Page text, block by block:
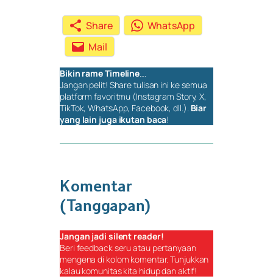
Share
WhatsApp
Mail
Bikin rameTimeline….
Jangan pelit! Sharetulisan ini ke semua
platform favoritmu (Instagram Story, X,
TikTok, WhatsApp, Facebook, dll.). Biar
yang lain juga ikutan baca!
Komentar
(Tanggapan)
Jangan jadi silent reader!
Beri feedbackseru atau pertanyaan
mengena di kolom komentar. Tunjukkan
kalau komunitas kita hidup dan aktif!